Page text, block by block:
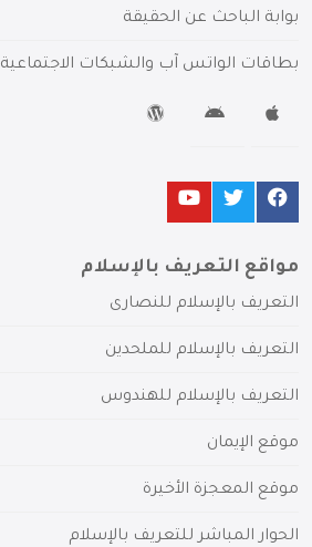
بوابة الباحث عن الحقيقة
بطاقات الواتس آب والشبكات الاجتماعية
مواقع التعريف بالإسلام
التعريف بالإسلام للنصارى
التعريف بالإسلام للملحدين
التعريف بالإسلام للهندوس
موقع الإيمان
موقع المعجزة الأخيرة
الحوار المباشر للتعريف بالإسلام